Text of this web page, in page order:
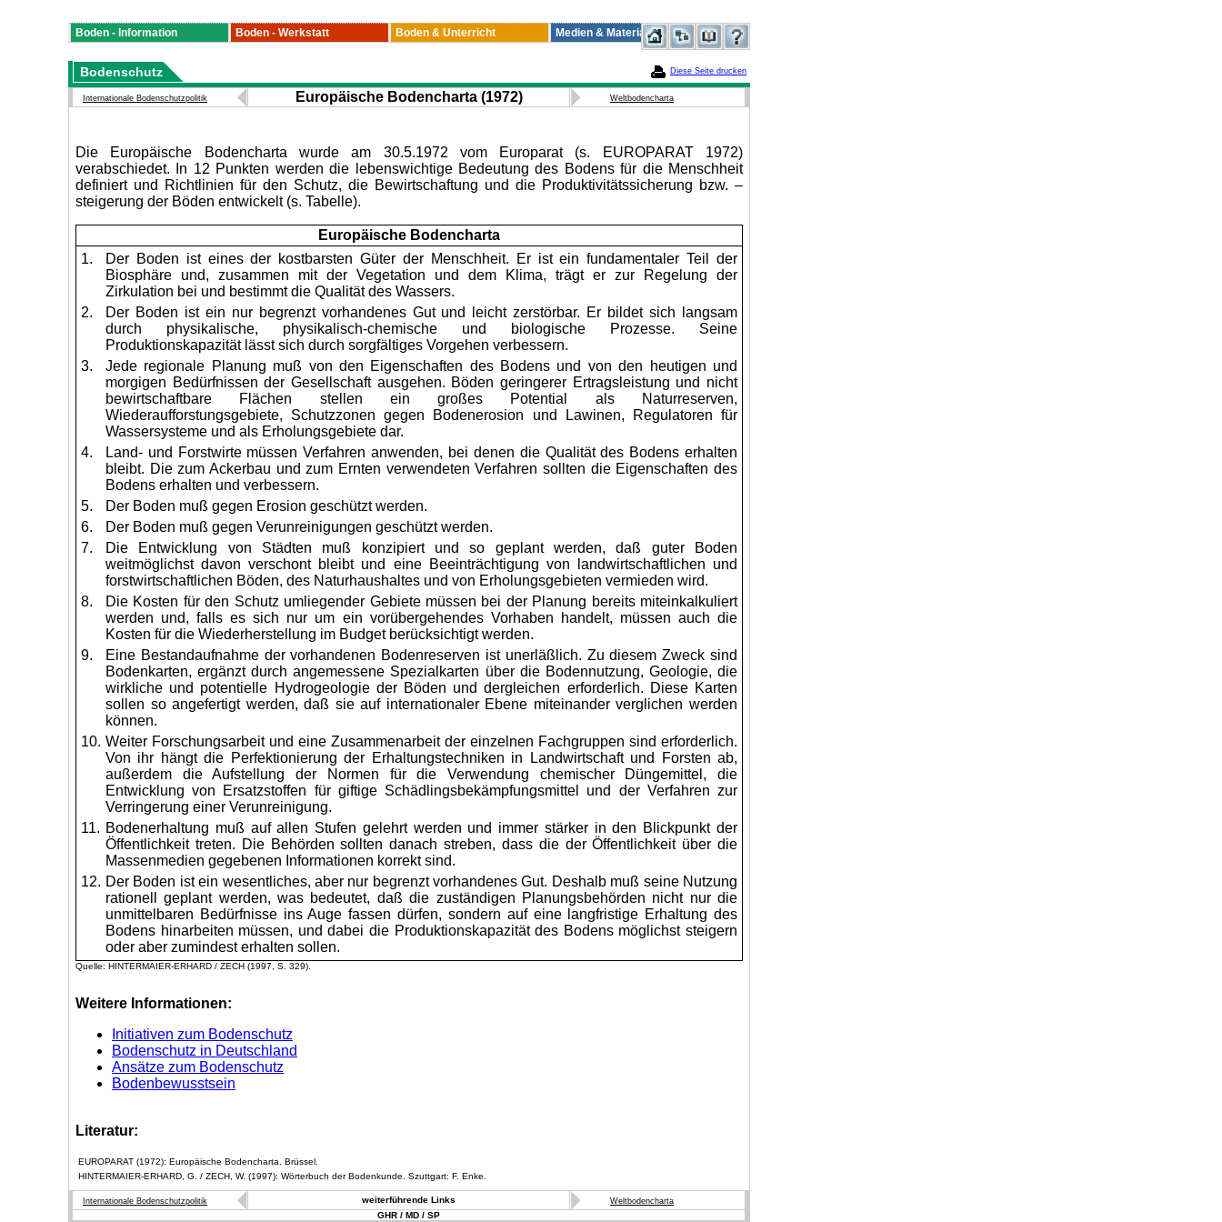
Boden - Information Boden - Werkstatt Boden & Unterricht Medien & Materialien
Bodenschutz Diese Seite drucken
Internationale Bodenschutzpolitik Europäische Bodencharta (1972) Weltbodencharta
Die Europäische Bodencharta wurde am 30.5.1972 vom Europarat (s. EUROPARAT 1972)
verabschiedet. In 12 Punkten werden die lebenswichtige Bedeutung des Bodens für die Menschheit
definiert und Richtlinien für den Schutz, die Bewirtschaftung und die Produktivitätssicherung bzw. –
steigerung der Böden entwickelt (s. Tabelle).
Europäische Bodencharta
1.
Der Boden ist eines der kostbarsten Güter der Menschheit. Er ist ein fundamentaler Teil der
Biosphäre und, zusammen mit der Vegetation und dem Klima, trägt er zur Regelung der
Zirkulation bei und bestimmt die Qualität des Wassers.
2.
Der Boden ist ein nur begrenzt vorhandenes Gut und leicht zerstörbar. Er bildet sich langsam
durch physikalische, physikalisch-chemische und biologische Prozesse. Seine
Produktionskapazität lässt sich durch sorgfältiges Vorgehen verbessern.
3.
Jede regionale Planung muß von den Eigenschaften des Bodens und von den heutigen und
morgigen Bedürfnissen der Gesellschaft ausgehen. Böden geringerer Ertragsleistung und nicht
bewirtschaftbare Flächen stellen ein großes Potential als Naturreserven,
Wiederaufforstungsgebiete, Schutzzonen gegen Bodenerosion und Lawinen, Regulatoren für
Wassersysteme und als Erholungsgebiete dar.
4.
Land- und Forstwirte müssen Verfahren anwenden, bei denen die Qualität des Bodens erhalten
bleibt. Die zum Ackerbau und zum Ernten verwendeten Verfahren sollten die Eigenschaften des
Bodens erhalten und verbessern.
5.
Der Boden muß gegen Erosion geschützt werden.
6.
Der Boden muß gegen Verunreinigungen geschützt werden.
7.
Die Entwicklung von Städten muß konzipiert und so geplant werden, daß guter Boden
weitmöglichst davon verschont bleibt und eine Beeinträchtigung von landwirtschaftlichen und
forstwirtschaftlichen Böden, des Naturhaushaltes und von Erholungsgebieten vermieden wird.
8.
Die Kosten für den Schutz umliegender Gebiete müssen bei der Planung bereits miteinkalkuliert
werden und, falls es sich nur um ein vorübergehendes Vorhaben handelt, müssen auch die
Kosten für die Wiederherstellung im Budget berücksichtigt werden.
9.
Eine Bestandaufnahme der vorhandenen Bodenreserven ist unerläßlich. Zu diesem Zweck sind
Bodenkarten, ergänzt durch angemessene Spezialkarten über die Bodennutzung, Geologie, die
wirkliche und potentielle Hydrogeologie der Böden und dergleichen erforderlich. Diese Karten
sollen so angefertigt werden, daß sie auf internationaler Ebene miteinander verglichen werden
können.
10. Weiter Forschungsarbeit und eine Zusammenarbeit der einzelnen Fachgruppen sind erforderlich.
Von ihr hängt die Perfektionierung der Erhaltungstechniken in Landwirtschaft und Forsten ab,
außerdem die Aufstellung der Normen für die Verwendung chemischer Düngemittel, die
Entwicklung von Ersatzstoffen für giftige Schädlingsbekämpfungsmittel und der Verfahren zur
Verringerung einer Verunreinigung.
11. Bodenerhaltung muß auf allen Stufen gelehrt werden und immer stärker in den Blickpunkt der
Öffentlichkeit treten. Die Behörden sollten danach streben, dass die der Öffentlichkeit über die
Massenmedien gegebenen Informationen korrekt sind.
12. Der Boden ist ein wesentliches, aber nur begrenzt vorhandenes Gut. Deshalb muß seine Nutzung
rationell geplant werden, was bedeutet, daß die zuständigen Planungsbehörden nicht nur die
unmittelbaren Bedürfnisse ins Auge fassen dürfen, sondern auf eine langfristige Erhaltung des
Bodens hinarbeiten müssen, und dabei die Produktionskapazität des Bodens möglichst steigern
oder aber zumindest erhalten sollen.
Quelle: HINTERMAIER-ERHARD / ZECH (1997, S. 329).
Weitere Informationen:
Initiativen zum Bodenschutz
Bodenschutz in Deutschland
Ansätze zum Bodenschutz
Bodenbewusstsein
Literatur:
EUROPARAT (1972): Europäische Bodencharta. Brüssel.
HINTERMAIER-ERHARD, G. / ZECH, W. (1997): Wörterbuch der Bodenkunde. Szuttgart: F. Enke.
Internationale Bodenschutzpolitik weiterführende Links Weltbodencharta
GHR / MD / SP